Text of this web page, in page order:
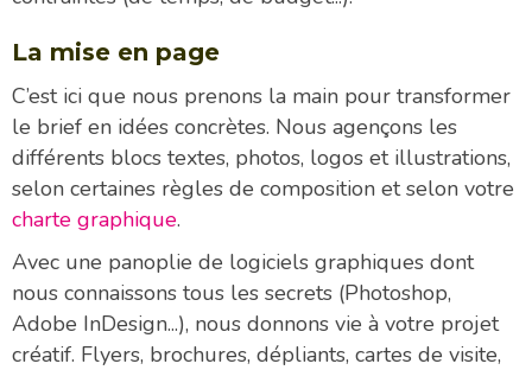
La mise en page
C’est ici que nous prenons la main pour transformer
le brief en idées concrètes. Nous agençons les
différents blocs textes, photos, logos et illustrations,
selon certaines règles de composition et selon votre
charte graphique.
Avec une panoplie de logiciels graphiques dont
nous connaissons tous les secrets (Photoshop,
Adobe InDesign...), nous donnons vie à votre projet
créatif. Flyers, brochures, dépliants, cartes de visite,